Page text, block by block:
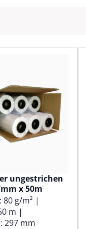
ungestrichen
x 50m
80 g/m² |
m |
297 mm